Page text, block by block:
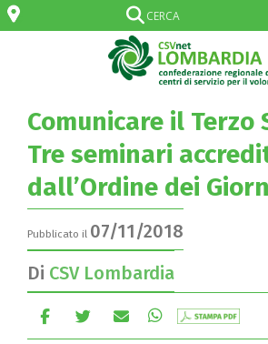
Comunicare il Terzo
Tre seminari
dall’Ordine dei
Pubblicato il 07/11/2018
Di CSV Lombardia